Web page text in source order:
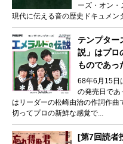
ーズ・オン
現代に伝える音の歴史ドキュメン
テンプター
説」はプロ
ものであっ
68年6月15日
の発売日であ
はリーダーの松崎由治の作詞作
切ってプロの新鮮な感覚で...
[第7回読者